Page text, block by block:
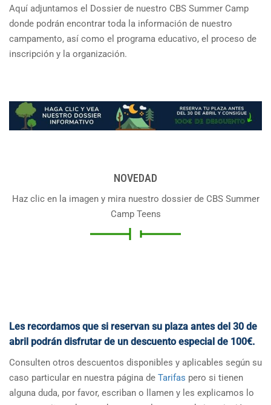
Aquí adjuntamos el Dossier de nuestro CBS Summer Camp
donde podrán encontrar toda la información de nuestro
campamento, así como el programa educativo, el proceso de
inscripción y la organización.
NOVEDAD
Haz clic en la imagen y mira nuestro dossier de CBS Summer
Camp Teens
Les recordamos que si reservan su plaza antes del 30 de
abril podrán disfrutar de un descuento especial de 100€.
Consulten otros descuentos disponibles y aplicables según su
caso particular en nuestra página de Tarifas pero si tienen
alguna duda, por favor, escriban o llamen y les explicamos lo